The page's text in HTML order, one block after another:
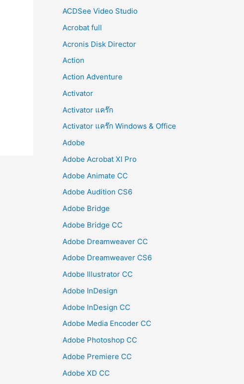
ACDSee Video Studio
Acrobat full
Acronis Disk Director
Action
Action Adventure
Activator
Activator แคร๊ก
Activator แคร๊ก Windows & Office
Adobe
Adobe Acrobat XI Pro
Adobe Animate CC
Adobe Audition CS6
Adobe Bridge
Adobe Bridge CC
Adobe Dreamweaver CC
Adobe Dreamweaver CS6
Adobe Illustrator CC
Adobe InDesign
Adobe InDesign CC
Adobe Media Encoder CC
Adobe Photoshop CC
Adobe Premiere CC
Adobe XD CC